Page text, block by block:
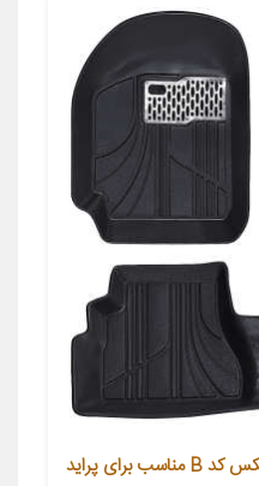
کفپوش سه بعدی خودرو مدل مکس کد B مناسب برای پراید